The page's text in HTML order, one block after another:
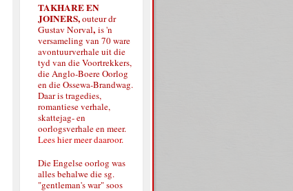
TAKHARE EN
JOINERS,outeur dr
Gustav Norval, is 'n
versameling van 70 ware
avontuurverhale uit die
tyd van die Voortrekkers,
die Anglo-Boere Oorlog
en die Ossewa-Brandwag.
Daar is tragedies,
romantiese verhale,
skattejag- en
oorlogsverhale en meer.
Lees hier meer daaroor.
Die Engelse oorlog was
alles behalwe die sg.
"gentleman's war" soos